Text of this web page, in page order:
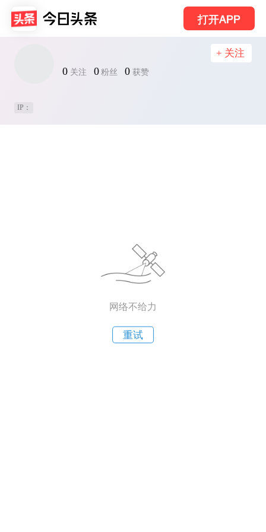
打开APP
0 关注 0 粉丝 0 获赞
+ 关注
IP：
网络不给力
重试